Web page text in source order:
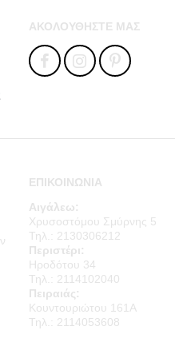
ΑΚΟΛΟΥΘΉΣΤΕ ΜΑΣ
ΕΠΙΚΟΙΝΩΝΙΑ
Αιγάλεω:
Χρυσοστόμου Σμύρνης 5
Τηλ.: 2130306212
Περιστέρι:
Ηροδότου 34
Τηλ.: 2114102040
Πειραιάς:
Κουντουριώτου 161Α
Τηλ.: 2114053608